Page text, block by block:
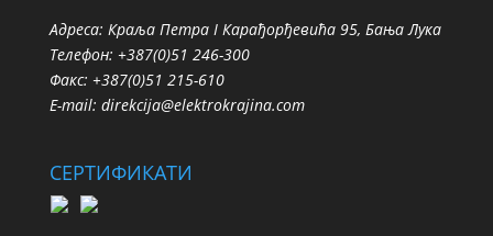
Адреса: Краља Петра I Карађорђевића 95, Бања Лука
Телефон: +387(0)51 246-300
Факс: +387(0)51 215-610
E-mail: direkcija@elektrokrajina.com
СЕРТИФИКАТИ